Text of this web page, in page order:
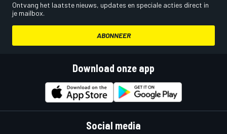
Ontvang het laatste nieuws, updates en speciale acties direct in
je mailbox.
ABONNEER
Download onze app
Social media